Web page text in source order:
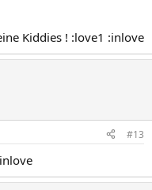
Kiddies ! :love1 :inlove
#13